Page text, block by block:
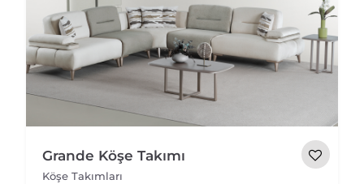
Grande Köşe Takımı
Köşe Takımları